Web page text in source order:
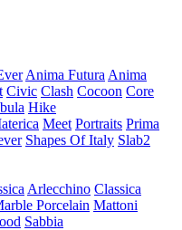
Anima Futura Anima
Civic Clash Cocoon Core
Hike
Meet Portraits Prima
Shapes Of Italy Slab2
Arlecchino Classica
Porcelain Mattoni
Sabbia